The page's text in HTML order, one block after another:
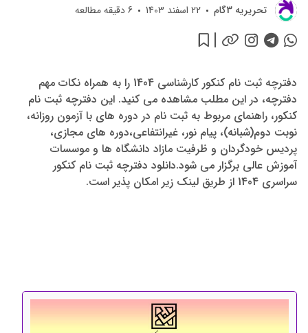
تحريريه 3گام 22 اسفند 1403 6دقیقه مطالعه
دفترچه ثبت نام کنکور کارشناسی 1404 را به همراه نکات مهم
دفترچه، در این مطلب مشاهده می کنید. این دفترچه ثبت نام
کنکور، راهنمای مربوط به ثبت نام در دوره های با آزمون روزانه،
نوبت دوم(شبانه)، پیام نور، غیرانتفاعی،دوره های مجازی،
پردیس خودگردان و ظرفیت مازاد دانشگاه ها و موسسات
آموزش عالی برگزار می شود.دانلود دفترچه ثبت نام کنکور
سراسری 1404 از طریق لینک زیر امکان پذیر است.